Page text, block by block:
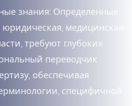
знания: Определенные
юридическая, медицинская
требуют глубоких
переводчик
обеспечивая
специфичной